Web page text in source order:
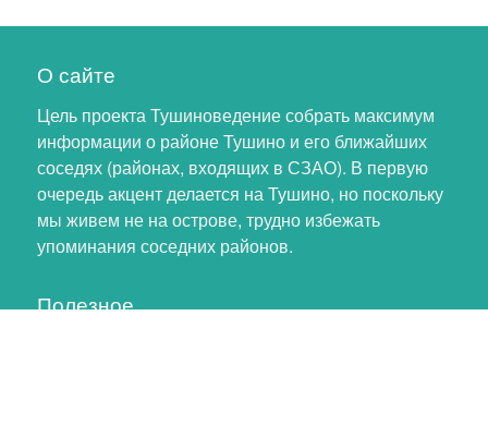
О сайте
Цель проекта Тушиноведение собрать максимум
информации о районе Тушино и его ближайших
соседях (районах, входящих в СЗАО). В первую
очередь акцент делается на Тушино, но поскольку
мы живем не на острове, трудно избежать
упоминания соседних районов.
Полезное